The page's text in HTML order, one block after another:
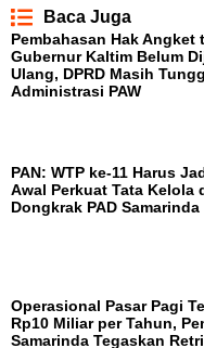
Baca Juga
Pembahasan Hak Angket
Gubernur Kaltim Belum
Ulang, DPRD Masih
Administrasi PAW
PAN: WTP ke-11 Harus
Awal Perkuat Tata Kelola
Dongkrak PAD Samarinda
Operasional Pasar Pagi
Rp10 Miliar per Tahun,
Samarinda Tegaskan